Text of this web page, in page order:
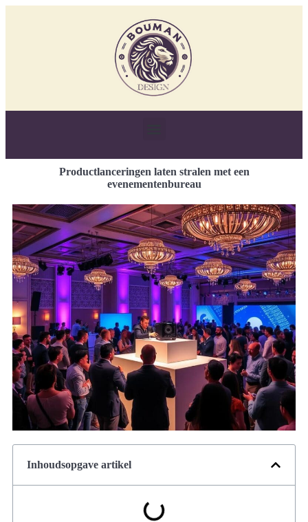
Productlanceringen laten stralen met een
evenementenbureau
Inhoudsopgave artikel